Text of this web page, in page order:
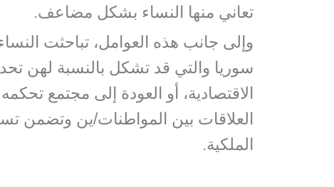
تعاني منها النساء بشكل مضاعف.
وإلى جانب هذه العوامل، تباحثت
سوريا والتي قد تشكل بالنسبة لهن
الاقتصادية، أو العودة إلى مجتمع
العلاقات بين المواطنات/ين وتضمن
الملكية.